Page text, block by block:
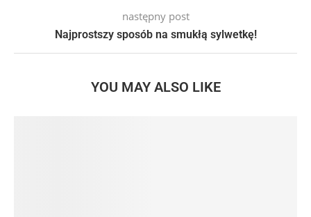
następny post
Najprostszy sposób na smukłą sylwetkę!
YOU MAY ALSO LIKE